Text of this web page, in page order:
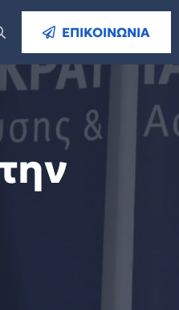
ΕΠΙΚΟΙΝΩΝΙΑ